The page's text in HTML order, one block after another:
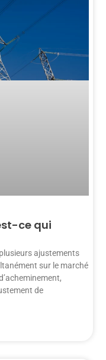
ce qui
ajustements
sur le marché
de